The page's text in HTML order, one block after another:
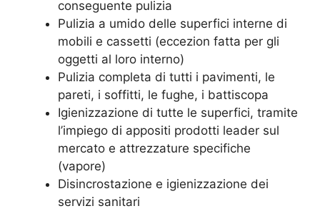
conseguente pulizia
Pulizia a umido delle superfici interne di
mobili e cassetti (eccezion fatta per gli
oggetti al loro interno)
Pulizia completa di tutti i pavimenti, le
pareti, i soffitti, le fughe, i battiscopa
Igienizzazione di tutte le superfici, tramite
l’impiego di appositi prodotti leader sul
mercato e attrezzature specifiche
(vapore)
Disincrostazione e igienizzazione dei
servizi sanitari